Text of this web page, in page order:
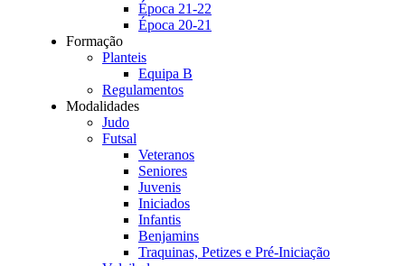
Época 21-22
Época 20-21
Formação
Planteis
Equipa B
Regulamentos
Modalidades
Judo
Futsal
Veteranos
Seniores
Juvenis
Iniciados
Infantis
Benjamins
Traquinas, Petizes e Pré-Iniciação